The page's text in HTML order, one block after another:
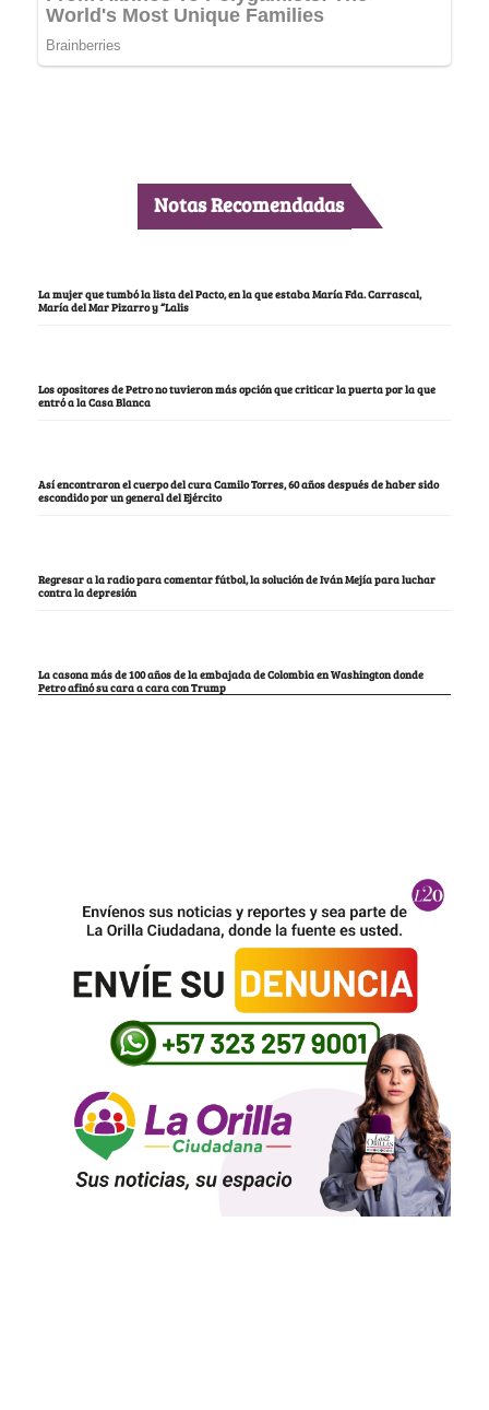
Notas Recomendadas
La mujer que tumbó la lista del Pacto, en la que estaba María Fda. Carrascal,
María del Mar Pizarro y “Lalis
Los opositores de Petro no tuvieron más opción que criticar la puerta por la que
entró a la Casa Blanca
Así encontraron el cuerpo del cura Camilo Torres, 60 años después de haber sido
escondido por un general del Ejército
Regresar a la radio para comentar fútbol, la solución de Iván Mejía para luchar
contra la depresión
La casona más de 100 años de la embajada de Colombia en Washington donde
Petro afinó su cara a cara con Trump